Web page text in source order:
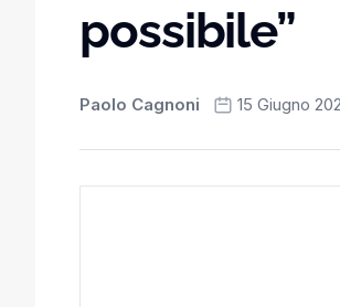
possibile”
Paolo Cagnoni 15 Giugno